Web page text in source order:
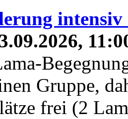
intensiv
Gruppe,
frei (2